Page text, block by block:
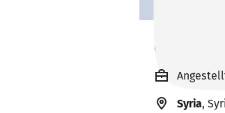
Syria,